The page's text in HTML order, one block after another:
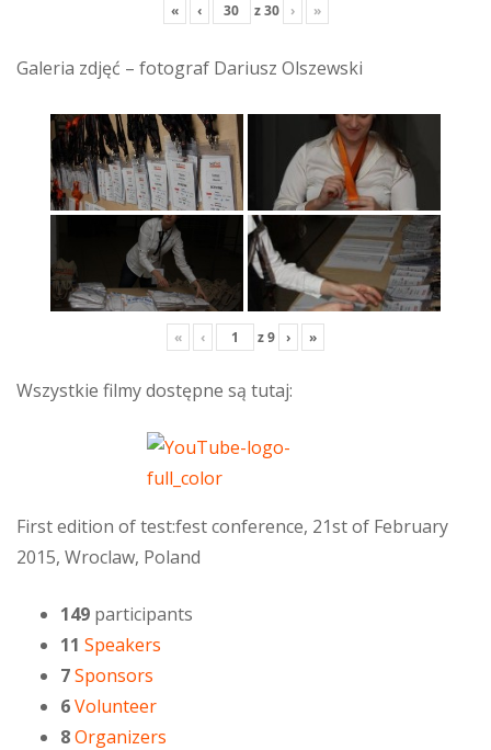
« ‹ z30 › »
Galeria zdjęć – fotograf Dariusz Olszewski
« ‹ z9 › »
Wszystkie filmy dostępne są tutaj:
First edition of test:fest conference, 21st of February
2015, Wroclaw, Poland
149 participants
11 Speakers
7Sponsors
6Volunteer
8Organizers